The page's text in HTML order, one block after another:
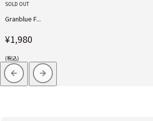
SOLD OUT
Granblue F...
¥1,980
(税込)